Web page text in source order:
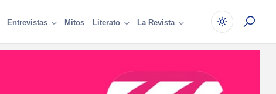
Entrevistas Mitos Literato La Revista